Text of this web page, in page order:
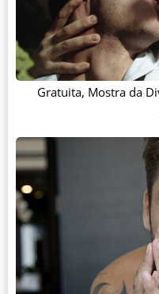
Gratuita, Mostra da